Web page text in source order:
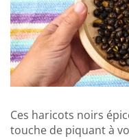
Ces haricots noirs
touche de piquant à